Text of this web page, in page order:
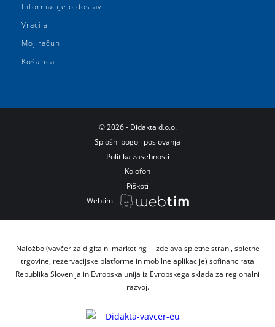
Informacije o dostavi
Vračila
Moj račun
Košarica
© 2026 - Didakta d.o.o.
Splošni pogoji poslovanja
Politika zasebnosti
Kolofon
Piškoti
Webtim
Naložbo (vavčer za digitalni marketing – izdelava spletne strani, spletne
trgovine, rezervacijske platforme in mobilne aplikacije) sofinancirata
Republika Slovenija in Evropska unija iz Evropskega sklada za regionalni
razvoj.